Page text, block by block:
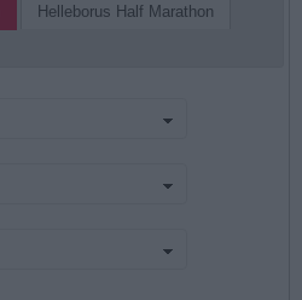
Helleborus Half Marathon